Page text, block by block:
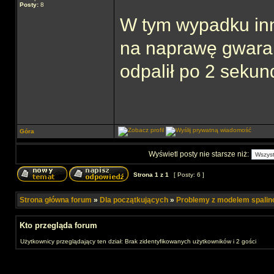
Posty: 8
W tym wypadku
na naprawę
odpalił po 2
Góra
Wyświetl posty nie starsze niż:
Strona 1 z 1 [ Posty: 6 ]
Strona główna forum » Dla początkujących » Problemy z modelem
Kto przegląda forum
Użytkownicy przeglądający ten dział: Brak zidentyfikowanych użytkowników i 2 gości